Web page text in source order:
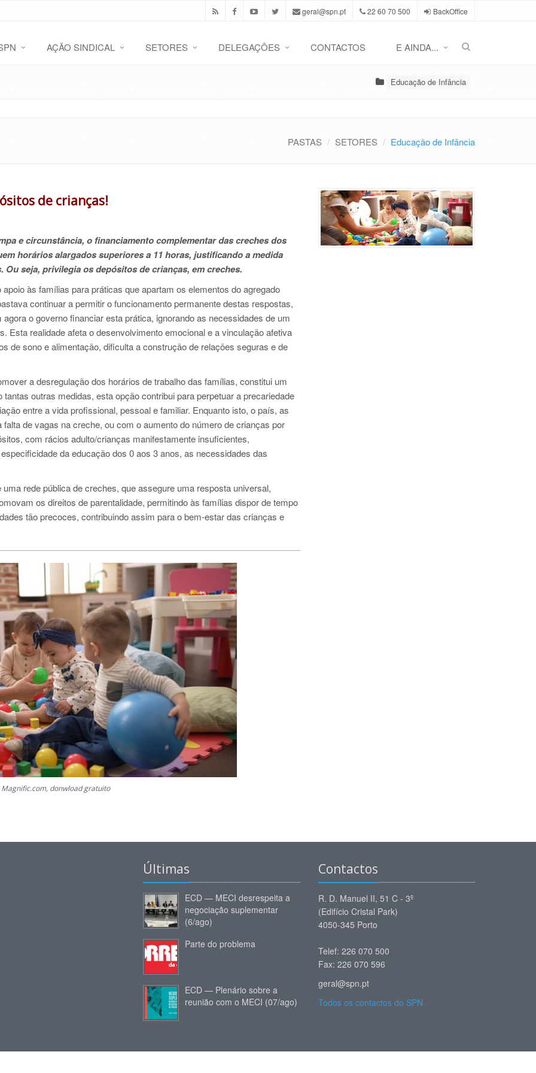
geral@spn.pt 22 60 70 500 BackOffice
AÇÃO SINDICAL SETORES DELEGAÇÕES CONTACTOS E AINDA...
Educação de Infância
PASTAS SETORES Educação de Infância
de crianças!
e circunstância, o financiamento complementar das creches dos
horários alargados superiores a 11 horas, justificando a medida
seja, privilegia os depósitos de crianças, em creches.
às famílias para práticas que apartam os elementos do agregado
continuar a permitir o funcionamento permanente destas respostas,
o governo financiar esta prática, ignorando as necessidades de um
Esta realidade afeta o desenvolvimento emocional e a vinculação afetiva
de sono e alimentação, dificulta a construção de relações seguras e de
a desregulação dos horários de trabalho das famílias, constitui um
outras medidas, esta opção contribui para perpetuar a precariedade
entre a vida profissional, pessoal e familiar. Enquanto isto, o país, as
de vagas na creche, ou com o aumento do número de crianças por
com rácios adulto/crianças manifestamente insuficientes,
da educação dos 0 aos 3 anos, as necessidades das
rede pública de creches, que assegure uma resposta universal,
os direitos de parentalidade, permitindo às famílias dispor de tempo
tão precoces, contribuindo assim para o bem-estar das crianças e
Magnific.com, donwload gratuito
Últimas
ECD — MECI desrespeita a
negociação suplementar
(6/ago)
Parte do problema
ECD — Plenário sobre a
reunião com o MECI (07/ago)
Contactos
R. D. Manuel II, 51 C - 3º
(Edifício Cristal Park)
4050-345 Porto
Telef: 226 070 500
Fax: 226 070 596
geral@spn.pt
Todos os contactos do SPN